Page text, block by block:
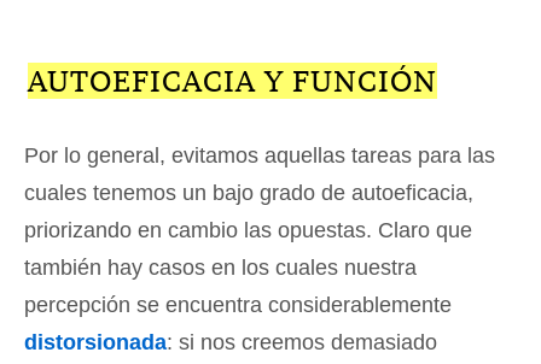
AUTOEFICACIA Y FUNCIÓN
Por lo general, evitamos aquellas tareas para las
cuales tenemos un bajo grado de autoeficacia,
priorizando en cambio las opuestas. Claro que
también hay casos en los cuales nuestra
percepción se encuentra considerablemente
distorsionada: si nos creemos demasiado